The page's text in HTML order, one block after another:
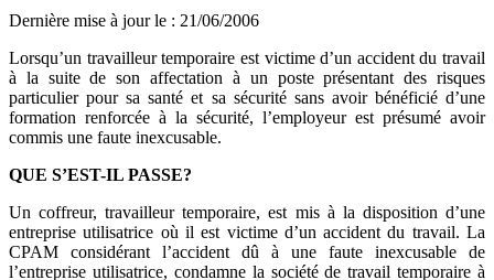
Dernière mise à jour le : 21/06/2006
Lorsqu’un travailleur temporaire est victime d’un accident du travail
à la suite de son affectation à un poste présentant des risques
particulier pour sa santé et sa sécurité sans avoir bénéficié d’une
formation renforcée à la sécurité, l’employeur est présumé avoir
commis une faute inexcusable.
QUE S’EST-IL PASSE?
Un coffreur, travailleur temporaire, est mis à la disposition d’une
entreprise utilisatrice où il est victime d’un accident du travail. La
CPAM considérant l’accident dû à une faute inexcusable de
l’entreprise utilisatrice, condamne la société de travail temporaire à